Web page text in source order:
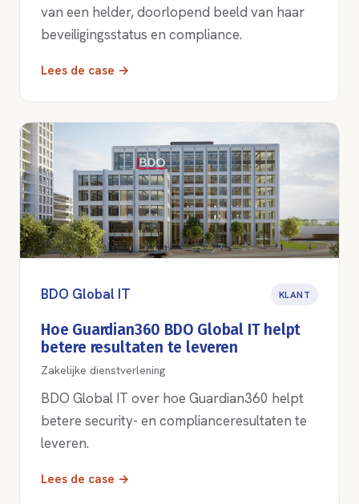
van een helder, doorlopend beeld van haar
beveiligingsstatus en compliance.
Lees de case →
BDO Global IT KLANT
Hoe Guardian360 BDO Global IT helpt
betere resultaten te leveren
Zakelijke dienstverlening
BDO Global IT over hoe Guardian360 helpt
betere security- en complianceresultaten te
leveren.
Lees de case →